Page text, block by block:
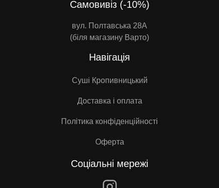
Самовивіз (-10%)
вул. Полтавська 28А
(біля магазину Варто)
Навігація
Суші Кропивницький
Доставка і оплата
Політика конфіденційності
Оферта
Соціальні мережі